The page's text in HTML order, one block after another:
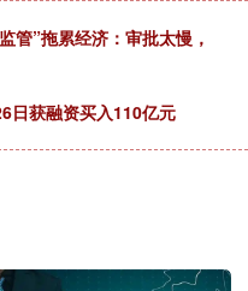
管”拖累经济：审批太慢，
日获融资买入110亿元